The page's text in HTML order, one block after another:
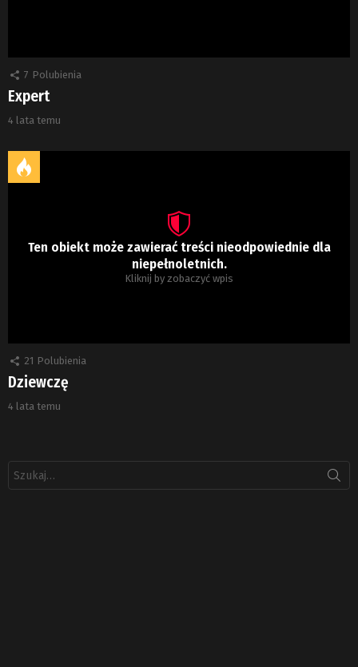
7 Polubienia
Expert
4 lata temu
Ten obiekt może zawierać treści nieodpowiednie dla
niepełnoletnich.
Kliknij by zobaczyć wpis
21 Polubienia
Dziewczę
4 lata temu